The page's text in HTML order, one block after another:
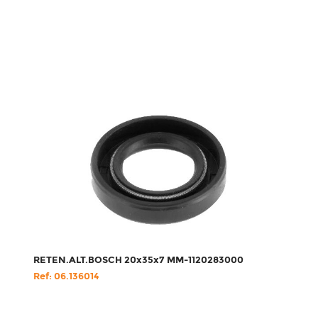
RETEN.ALT.BOSCH 20x35x7 MM-1120283000
Ref: 06.136014